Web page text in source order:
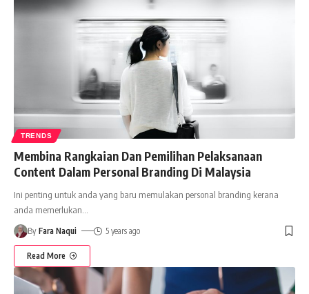
TRENDS
Membina Rangkaian Dan Pemilihan Pelaksanaan
Content Dalam Personal Branding Di Malaysia
Ini penting untuk anda yang baru memulakan personal branding kerana
anda memerlukan
By Fara Naqui 5 years ago
Read More